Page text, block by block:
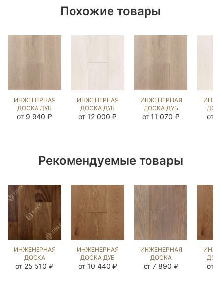
Похожие товары
ИНЖЕНЕРНАЯ
ДОСКА ДУБ
МИЛТА
от 9 940 ₽
ИНЖЕНЕРНАЯ
ДОСКА ДУБ
ИРБИС
от 12 000 ₽
ИНЖЕНЕРНАЯ
ДОСКА ДУБ
МИЛТА
от 11 070 ₽ от
Рекомендуемые товары
ИНЖЕНЕРНАЯ
ДОСКА
АМЕРИКАНСКИЙ
от 25 510 ₽
ИНЖЕНЕРНАЯ
ДОСКА ДУБ
РОДШЕР NEW
от 10 440 ₽
ИНЖЕНЕРНАЯ
ДОСКА
ЯСЕНЬ ГРАСС
от 7 890 ₽ от